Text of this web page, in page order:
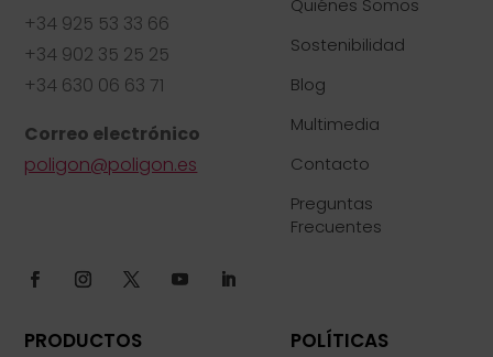
+34 925 53 33 66
+34 902 35 25 25
+34 630 06 63 71
Correo electrónico
poligon@poligon.es
Quiénes Somos
Sostenibilidad
Blog
Multimedia
Contacto
Preguntas
Frecuentes
PRODUCTOS POLÍTICAS